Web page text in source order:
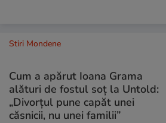
Stiri Mondene
Cum a apărut Ioana Grama
alături de fostul soț la Untold:
„Divorțul pune capăt unei
căsnicii, nu unei familii”